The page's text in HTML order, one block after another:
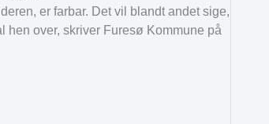
er farbar. Det vil blandt andet sige,
over, skriver Furesø Kommune på